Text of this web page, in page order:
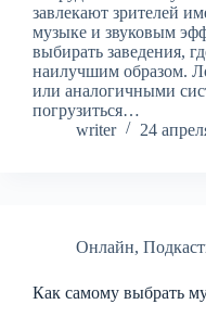
завлекают зрителей
музыке и звуковым
выбирать заведения,
наилучшим образом.
или аналогичными
погрузиться…
writer
24
Онлайн,
Как самому выбрать